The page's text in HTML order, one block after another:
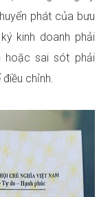
phát của bưu
kinh doanh phải
hoặc sai sót phải
chỉnh.